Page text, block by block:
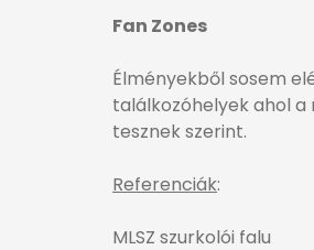
Fan Zones
Élményekből sosem
találkozóhelyek ahol a
tesznek szerint.
Referenciák:
MLSZ szurkolói falu